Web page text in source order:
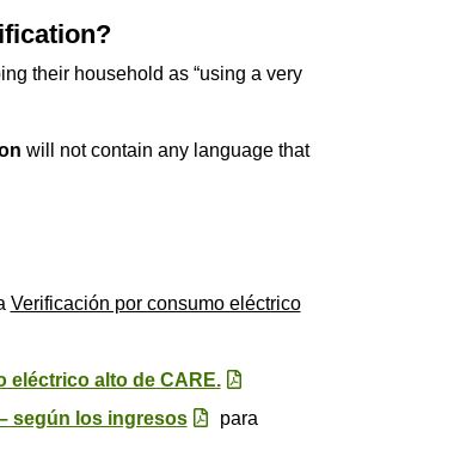
their household as “using a very
will not contain any language that
Verificación por consumo eléctrico
eléctrico alto de CARE.
según los ingresos
para